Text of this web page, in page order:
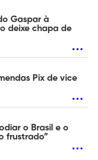
Gaspar à
deixe chapa de
Pix de vice
o Brasil e o
frustrado”